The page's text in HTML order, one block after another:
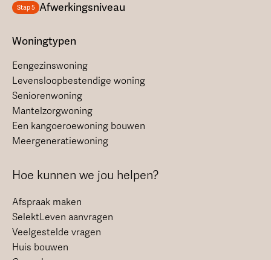
Stap 5 Afwerkingsniveau
Woningtypen
Eengezinswoning
Levensloopbestendige woning
Seniorenwoning
Mantelzorgwoning
Een kangoeroewoning bouwen
Meergeneratiewoning
Hoe kunnen we jou helpen?
Afspraak maken
SelektLeven aanvragen
Veelgestelde vragen
Huis bouwen